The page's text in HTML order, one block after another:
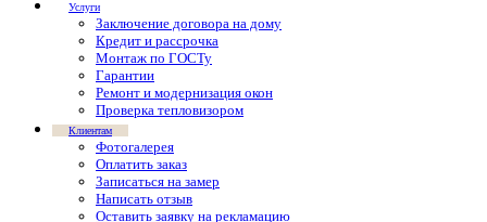
Услуги
Заключение договора на дому
Кредит и рассрочка
Монтаж по ГОСТу
Гарантии
Ремонт и модернизация окон
Проверка тепловизором
Клиентам
Фотогалерея
Оплатить заказ
Записаться на замер
Написать отзыв
Оставить заявку на рекламацию